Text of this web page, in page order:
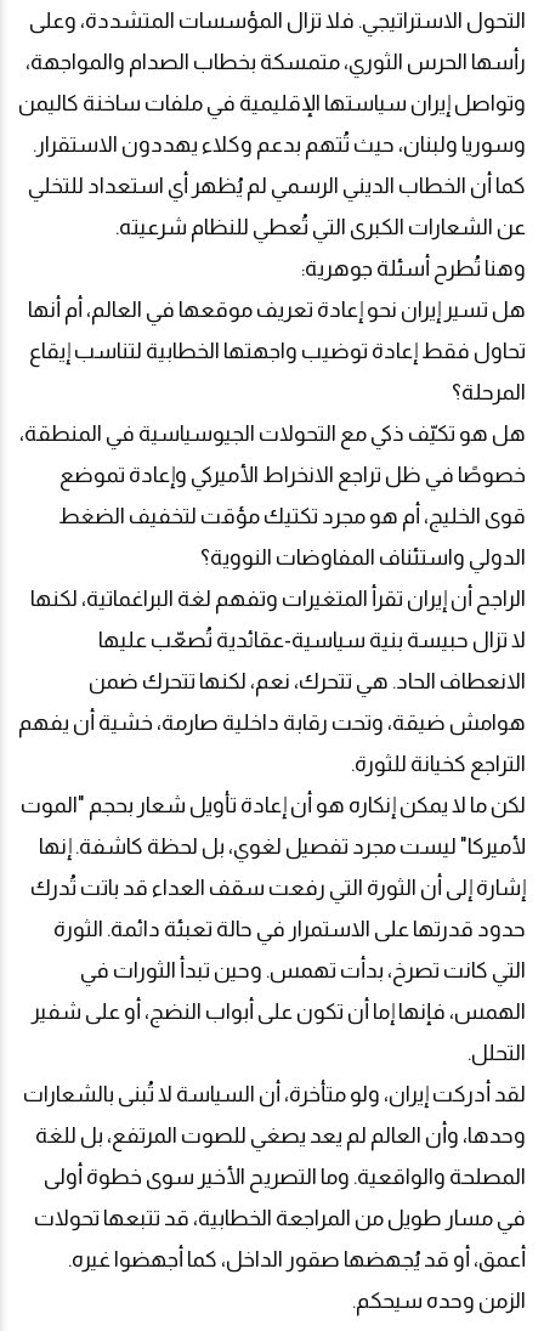
التحول الاستراتيجي. فلا تزال المؤسسات المتشددة، وعلى
رأسها الحرس الثوري، متمسكة بخطاب الصدام والمواجهة،
وتواصل إيران سياستها الإقليمية في ملفات ساخنة كاليمن
وسوريا ولبنان، حيث تُتهم بدعم وكلاء يهددون الاستقرار.
كما أن الخطاب الديني الرسمي لم يُظهر أي استعداد للتخلي
عن الشعارات الكبرى التي تُعطي للنظام شرعيته.
وهنا تُطرح أسئلة جوهرية:
هل تسير إيران نحو إعادة تعريف موقعها في العالم، أم أنها
تحاول فقط إعادة توضيب واجهتها الخطابية لتناسب إيقاع
المرحلة؟
هل هو تكيّف ذكي مع التحولات الجيوسياسية في المنطقة،
خصوصًا في ظل تراجع الانخراط الأميركي وإعادة تموضع
قوى الخليج، أم هو مجرد تكتيك مؤقت لتخفيف الضغط
الدولي واستئناف المفاوضات النووية؟
الراجح أن إيران تقرأ المتغيرات وتفهم لغة البراغماتية، لكنها
لا تزال حبيسة بنية سياسية-عقائدية تُصعّب عليها
الانعطاف الحاد. هي تتحرك، نعم، لكنها تتحرك ضمن
هوامش ضيقة، وتحت رقابة داخلية صارمة، خشية أن يفهم
التراجع كخيانة للثورة.
لكن ما لا يمكن إنكاره هو أن إعادة تأويل شعار بحجم "الموت
لأميركا" ليست مجرد تفصيل لغوي، بل لحظة كاشفة. إنها
إشارة إلى أن الثورة التي رفعت سقف العداء قد باتت تُدرك
حدود قدرتها على الاستمرار في حالة تعبئة دائمة. الثورة
التي كانت تصرخ، بدأت تهمس. وحين تبدأ الثورات في
الهمس، فإنها إما أن تكون على أبواب النضج، أو على شفير
التحلل.
لقد أدركت إيران، ولو متأخرة، أن السياسة لا تُبنى بالشعارات
وحدها، وأن العالم لم يعد يصغي للصوت المرتفع، بل للغة
المصلحة والواقعية. وما التصريح الأخير سوى خطوة أولى
في مسار طويل من المراجعة الخطابية، قد تتبعها تحولات
أعمق، أو قد يُجهضها صقور الداخل، كما أجهضوا غيره.
الزمن وحده سيحكم.